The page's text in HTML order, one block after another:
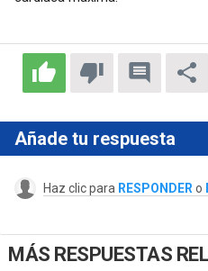
Añade tu respuesta
Haz clic para RESPONDER o
MÁS RESPUESTAS